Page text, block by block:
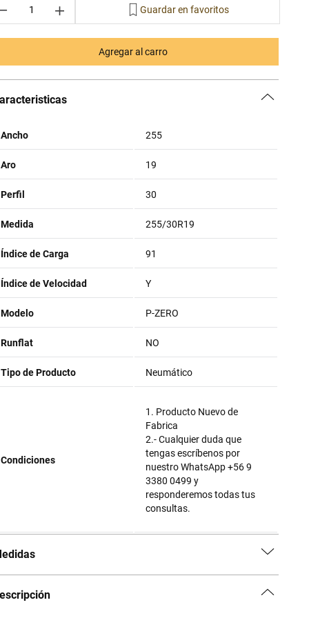
＋
Agregar al carro
Ancho 255
Aro 19
Perfil 30
Medida 255/30R19
Índice de Carga 91
Índice de Velocidad Y
Modelo P-ZERO
Runflat NO
Tipo de Producto Neumático
Condiciones
1. Producto Nuevo de
Fabrica
2.- Cualquier duda que
tengas escríbenos por
nuestro WhatsApp +56 9
3380 0499 y
responderemos todas tus
consultas.